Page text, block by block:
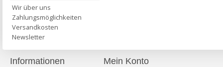
Wir über uns
Zahlungsmöglichkeiten
Versandkosten
Newsletter
Informationen Mein Konto